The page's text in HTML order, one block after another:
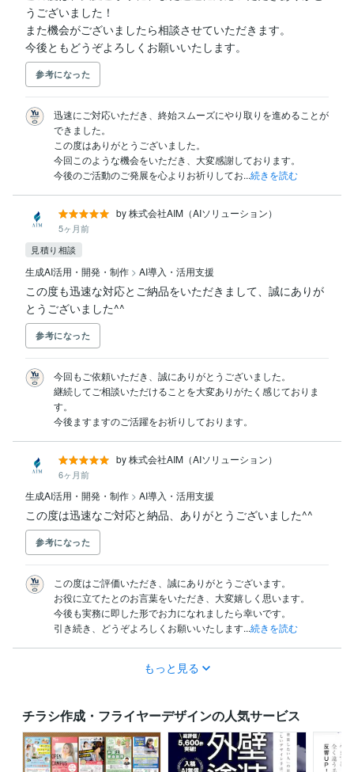
うございました！
また機会がございましたら相談させていただきます。
今後ともどうぞよろしくお願いいたします。
参考になった
迅速にご対応いただき、終始スムーズにやり取りを進めることが
できました。
この度はありがとうございました。
今回このような機会をいただき、大変感謝しております。
今後のご活動のご発展を心よりお祈りしてお...続きを読む
by 株式会社AIM（AIソリューション）
5ヶ月前
見積り相談
生成AI活用・開発・制作 > AI導入・活用支援
この度も迅速な対応とご納品をいただきまして、誠にありが
とうございました^^
参考になった
今回もご依頼いただき、誠にありがとうございました。
継続してご相談いただけることを大変ありがたく感じておりま
す。
今後ますますのご活躍をお祈りしております。
by 株式会社AIM（AIソリューション）
6ヶ月前
生成AI活用・開発・制作 > AI導入・活用支援
この度は迅速なご対応と納品、ありがとうございました^^
参考になった
この度はご評価いただき、誠にありがとうございます。
お役に立てたとのお言葉をいただき、大変嬉しく思います。
今後も実務に即した形でお力になれましたら幸いです。
引き続き、どうぞよろしくお願いいたします...続きを読む
もっと見る
チラシ作成・フライヤーデザインの人気サービス